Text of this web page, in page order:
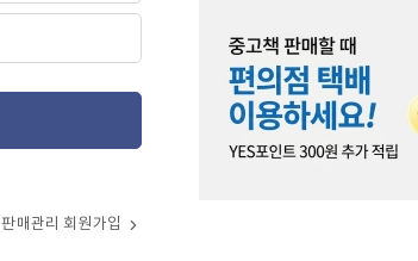
판매관리 회원가입